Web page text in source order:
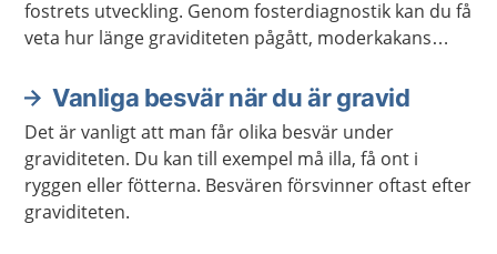
fostrets utveckling. Genom fosterdiagnostik kan du få
veta hur länge graviditeten pågått, moderkakans
kromosomavvikelser eller andra avvikelser med
graviditeten.
Vanliga besvär när du är gravid
Det är vanligt att man får olika besvär under
graviditeten. Du kan till exempel må illa, få ont i
ryggen eller fötterna. Besvären försvinner oftast efter
graviditeten.